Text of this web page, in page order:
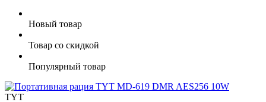
Новый товар
Товар со скидкой
Популярный товар
TYT